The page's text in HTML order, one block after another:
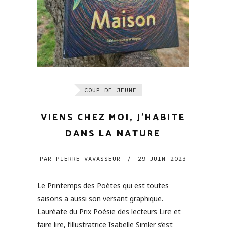
COUP DE JEUNE
VIENS CHEZ MOI, J’HABITE
DANS LA NATURE
PAR PIERRE VAVASSEUR / 29 JUIN 2023
Le Printemps des Poètes qui est toutes
saisons a aussi son versant graphique.
Lauréate du Prix Poésie des lecteurs Lire et
faire lire, l’illustratrice Isabelle Simler s’est